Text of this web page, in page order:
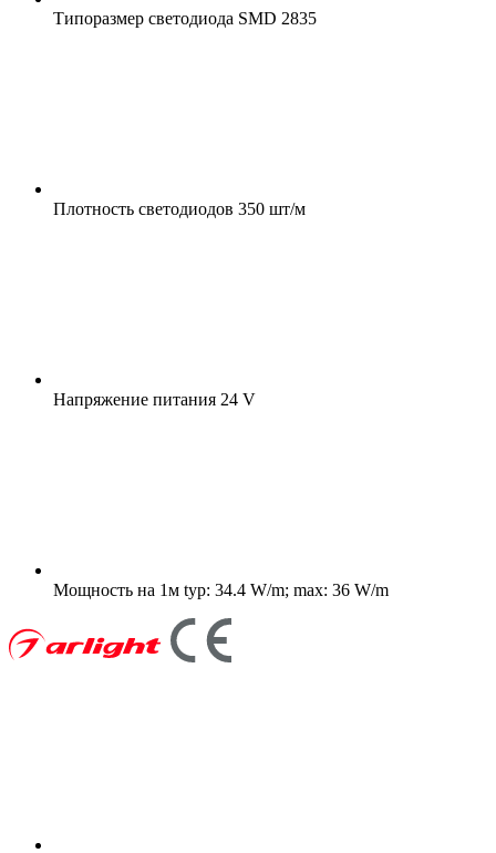
Типоразмер светодиода SMD 2835
Плотность светодиодов 350 шт/м
Напряжение питания 24 V
Мощность на 1м typ: 34.4 W/m; max: 36 W/m